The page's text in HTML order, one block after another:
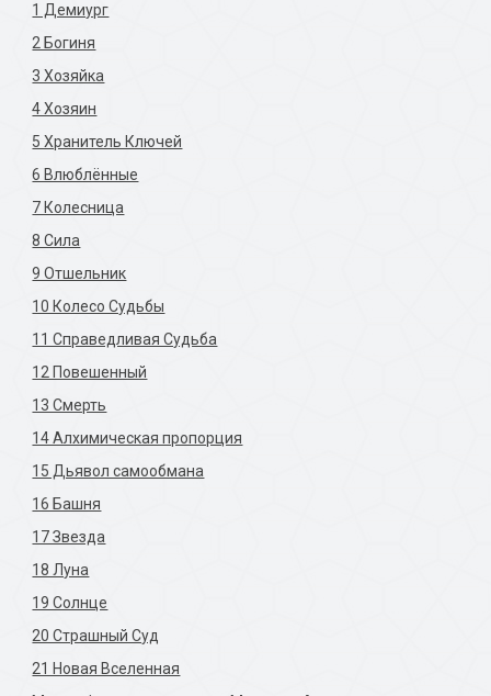
1 Демиург
2 Богиня
3 Хозяйка
4 Хозяин
5 Хранитель Ключей
6 Влюблённые
7 Колесница
8 Сила
9 Отшельник
10 Колесо Судьбы
11 Справедливая Судьба
12 Повешенный
13 Смерть
14 Алхимическая пропорция
15 Дьявол самообмана
16 Башня
17 Звезда
18 Луна
19 Солнце
20 Страшный Суд
21 Новая Вселенная